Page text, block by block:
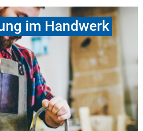
im Handwerk
im Handwerk: Vom
bis zum Zahntechniker –
Dich hier.